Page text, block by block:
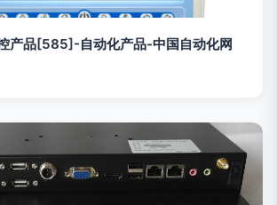
产品[585]-自动化产品-中国自动化网